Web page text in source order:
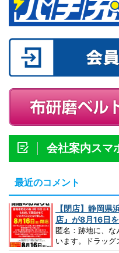
会社案内スマ
最近のコメント
【閉店】静岡県
店』が8月16日
匿名：跡地に、な
います。ドラッ